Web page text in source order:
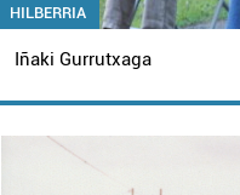
HILBERRIA
Iñaki Gurrutxaga